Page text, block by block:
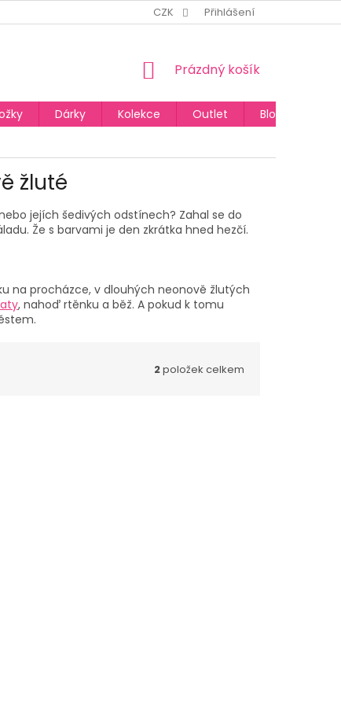
CZK Přihlášení
NÁKUPNÍ
Prázdný košík
Dárky Kolekce Outlet
Blog
žluté
jejích šedivých odstínech? Zahal se do
Že s barvami je den zkrátka hned hezčí.
na procházce, v dlouhých neonově žlutých
, nahoď rtěnku a běž. A pokud k tomu
2položek celkem